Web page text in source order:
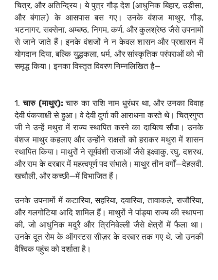
चित्र, और अतिन्द्रिय। ये पुत्र गौड़ देश (आधुनिक बिहार, उड़ीसा,
और बंगाल) के आसपास बस गए। उनके वंशज माथुर, गौड़,
भटनागर, सक्सेना, अम्बष्ठ, निगम, कर्ण, और कुलश्रेष्ठ जैसे उपनामों
से जाने जाते हैं। इनके वंशजों ने न केवल शासन और प्रशासन में
योगदान दिया, बल्कि युद्धकला, धर्म, और सांस्कृतिक परंपराओं को भी
समृद्ध किया। इनका विस्तृत विवरण निम्नलिखित है—
1.चारु (माथुर): चारु का राशि नाम धुरंधर था, और उनका विवाह
देवी पंकजाक्षी से हुआ। वे देवी दुर्गा की आराधना करते थे। चित्रगुप्त
जी ने उन्हें मथुरा में राज्य स्थापित करने का दायित्व सौंपा। उनके
वंशज माथुर कहलाए और उन्होंने राक्षसों को हराकर मथुरा में शासन
स्थापित किया। माथुरों ने सूर्यवंशी राजाओं जैसे इक्ष्वाकु, रघु, दशरथ,
और राम के दरबार में महत्वपूर्ण पद संभाले। माथुर तीन वर्गों—देहलवी,
खचौली, और कच्छी—में विभाजित हैं।
उनके उपनामों में कटारिया, सहरिया, दवारिया, तावाकले, राजौरिया,
और गलगोटिया आदि शामिल हैं। माथुरों ने पांड्या राज्य की स्थापना
की, जो आधुनिक मदुरै और त्रिनिवेल्ली जैसे क्षेत्रों में फैला था।
उनके दूत रोम के ऑगस्टस सीज़र के दरबार तक गए थे, जो उनकी
वैश्विक पहुंच को दर्शाता है।